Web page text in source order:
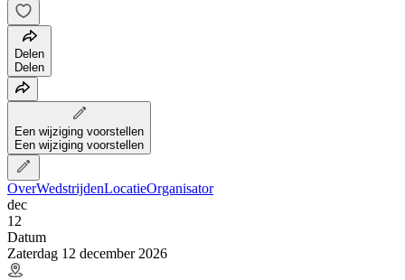
Delen
Delen
Een wijziging voorstellen
Een wijziging voorstellen
OverWedstrijdenLocatieOrganisator
dec
12
Datum
Zaterdag 12 december 2026